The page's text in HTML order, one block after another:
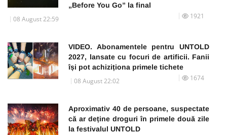
„Before You Go” la final
08 August 22:59 1921
VIDEO. Abonamentele pentru UNTOLD
2027, lansate cu focuri de artificii. Fanii
își pot achiziționa primele tichete
08 August 22:02 1674
Aproximativ 40 de persoane, suspectate
că ar deține droguri în primele două zile
la festivalul UNTOLD